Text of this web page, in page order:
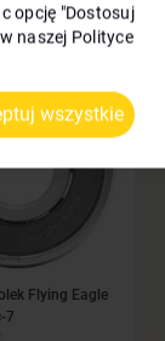
Flying Eagle
7
opcję "Dostosuj
naszej Polityce
wszystkie